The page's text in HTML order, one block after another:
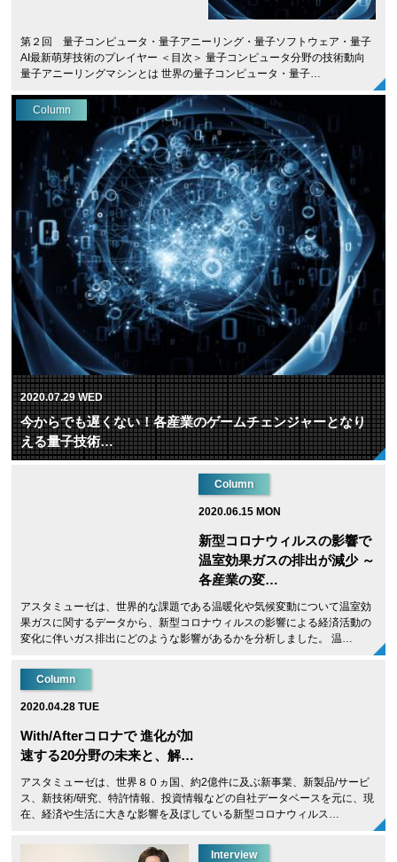
第２回 量子コンピュータ・量子アニーリング・量子ソフトウェア・量子
AI最新萌芽技術のプレイヤー ＜目次＞ 量子コンピュータ分野の技術動向
量子アニーリングマシンとは 世界の量子コンピュータ・量子…
Column
2020.07.29 WED
今からでも遅くない！各産業のゲームチェンジャーとなり
える量子技術…
Column
2020.06.15 MON
新型コロナウィルスの影響で
温室効果ガスの排出が減少 ～
各産業の変…
アスタミューゼは、世界的な課題である温暖化や気候変動について温室効
果ガスに関するデータから、新型コロナウィルスの影響による経済活動の
変化に伴いガス排出にどのような影響があるかを分析しました。 温…
Column
2020.04.28 TUE
With/Afterコロナで 進化が加
速する20分野の未来と、解…
アスタミューゼは、世界８０ヵ国、約2億件に及ぶ新事業、新製品/サービ
ス、新技術/研究、特許情報、投資情報などの自社データベースを元に、現
在、経済や生活に大きな影響を及ぼしている新型コロナウィルス…
Interview